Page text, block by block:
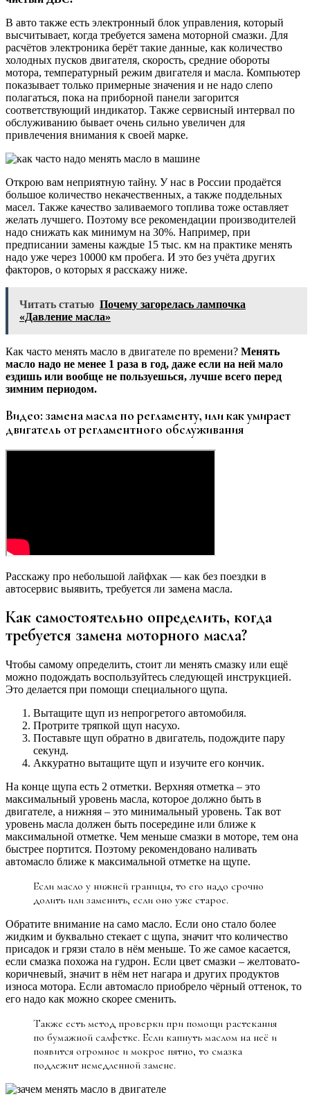
В авто также есть электронный блок управления, который
высчитывает, когда требуется замена моторной смазки. Для
расчётов электроника берёт такие данные, как количество
холодных пусков двигателя, скорость, средние обороты
мотора, температурный режим двигателя и масла. Компьютер
показывает только примерные значения и не надо слепо
полагаться, пока на приборной панели загорится
соответствующий индикатор. Также сервисный интервал по
обслуживанию бывает очень сильно увеличен для
привлечения внимания к своей марке.
Открою вам неприятную тайну. У нас в России продаётся
большое количество некачественных, а также поддельных
масел. Также качество заливаемого топлива тоже оставляет
желать лучшего. Поэтому все рекомендации производителей
надо снижать как минимум на 30%. Например, при
предписании замены каждые 15 тыс. км на практике менять
надо уже через 10000 км пробега. И это без учёта других
факторов, о которых я расскажу ниже.
Читать статью Почему загорелась лампочка
«Давление масла»
Как часто менять масло в двигателе по времени? Менять
масло надо не менее 1 раза в год, даже если на ней мало
ездишь или вообще не пользуешься, лучше всего перед
зимним периодом.
Видео: замена масла по регламенту, или как умирает
двигатель от регламентного обслуживания
Расскажу про небольшой лайфхак — как без поездки в
автосервис выявить, требуется ли замена масла.
Как самостоятельно определить, когда
требуется замена моторного масла?
Чтобы самому определить, стоит ли менять смазку или ещё
можно подождать воспользуйтесь следующей инструкцией.
Это делается при помощи специального щупа.
Вытащите щуп из непрогретого автомобиля.
Протрите тряпкой щуп насухо.
Поставьте щуп обратно в двигатель, подождите пару
секунд.
Аккуратно вытащите щуп и изучите его кончик.
На конце щупа есть 2 отметки. Верхняя отметка – это
максимальный уровень масла, которое должно быть в
двигателе, а нижняя – это минимальный уровень. Так вот
уровень масла должен быть посередине или ближе к
максимальной отметке. Чем меньше смазки в моторе, тем она
быстрее портится. Поэтому рекомендовано наливать
автомасло ближе к максимальной отметке на щупе.
Если масло у нижней границы, то его надо срочно
долить или заменить, если оно уже старое.
Обратите внимание на само масло. Если оно стало более
жидким и буквально стекает с щупа, значит что количество
присадок и грязи стало в нём меньше. То же самое касается,
если смазка похожа на гудрон. Если цвет смазки – желтовато-
коричневый, значит в нём нет нагара и других продуктов
износа мотора. Если автомасло приобрело чёрный оттенок, то
его надо как можно скорее сменить.
Также есть метод проверки при помощи растекания
по бумажной салфетке. Если капнуть маслом на неё и
появится огромное и мокрое пятно, то смазка
подлежит немедленной замене.